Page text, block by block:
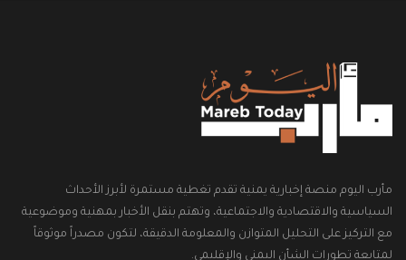
مأرب اليوم منصة إخبارية يمنية تقدم تغطية مستمرة لأبرز الأحداث
السياسية والاقتصادية والاجتماعية، وتهتم بنقل الأخبار بمهنية وموضوعية
مع التركيز على التحليل المتوازن والمعلومة الدقيقة، لتكون مصدراً موثوقاً
لمتابعة تطورات الشأن اليمني والإقليمي.